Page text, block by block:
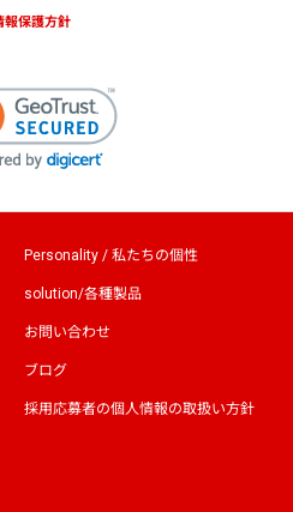
保護方針
Personality / 私たちの個性
solution/各種製品
お問い合わせ
ブログ
採用応募者の個人情報の取扱い方針